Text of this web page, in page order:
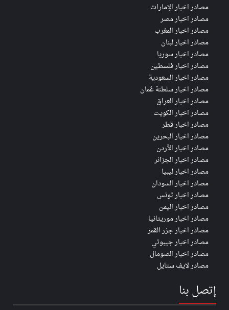
مصادر اخبار الإمارات
مصادر اخبار مصر
مصادر اخبار المغرب
مصادر اخبار لبنان
مصادر اخبار سوريا
مصادر اخبار فلسطين
مصادر اخبار السعودية
مصادر اخبار سلطنة عُمان
مصادر اخبار العراق
مصادر اخبار الكويت
مصادر اخبار قطر
مصادر اخبار البحرين
مصادر اخبار الأردن
مصادر اخبار الجزائر
مصادر اخبار ليبيا
مصادر اخبار السودان
مصادر اخبار تونس
مصادر اخبار اليمن
مصادر اخبار موريتانيا
مصادر اخبار جزر القمر
مصادر اخبار جيبوتي
مصادر اخبار الصومال
مصادر لايف ستايل
إتصل بنا